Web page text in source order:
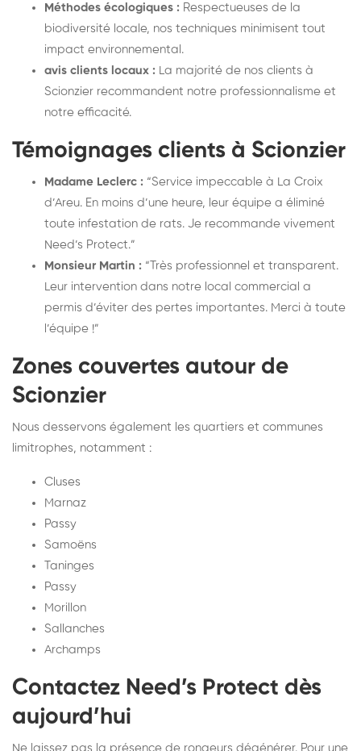
Méthodes écologiques : Respectueuses de la
biodiversité locale, nos techniques minimisent tout
impact environnemental.
avis clients locaux : La majorité de nos clients à
Scionzier recommandent notre professionnalisme et
notre efficacité.
Témoignages clients à Scionzier
Madame Leclerc : “Service impeccable à La Croix
d’Areu. En moins d’une heure, leur équipe a éliminé
toute infestation de rats. Je recommande vivement
Need’s Protect.”
Monsieur Martin : “Très professionnel et transparent.
Leur intervention dans notre local commercial a
permis d’éviter des pertes importantes. Merci à toute
l’équipe !”
Zones couvertes autour de
Scionzier
Nous desservons également les quartiers et communes
limitrophes, notamment :
Cluses
Marnaz
Passy
Samoëns
Taninges
Passy
Morillon
Sallanches
Archamps
Contactez Need’s Protect dès
aujourd’hui
Ne laissez pas la présence de rongeurs dégénérer. Pour une